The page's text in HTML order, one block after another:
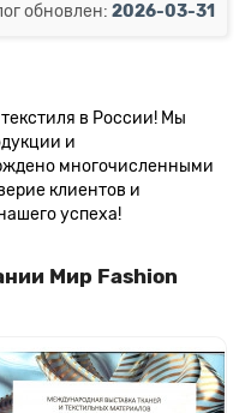
обновлен: 2026-03-31
в России! Мы
и
многочисленными
клиентов и
успеха!
Мир Fashion